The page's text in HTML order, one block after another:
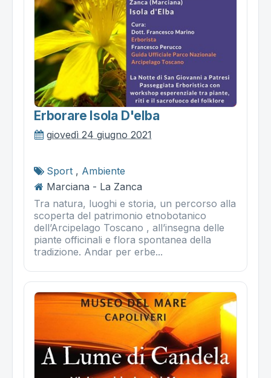
Erborare Isola D'elba
giovedì 24 giugno 2021
Sport , Ambiente
Marciana - La Zanca
Tra natura, luoghi e storia, un percorso alla
scoperta del patrimonio etnobotanico
dell’Arcipelago Toscano , all’insegna delle
piante officinali e flora spontanea della
tradizione. Andar per erbe...